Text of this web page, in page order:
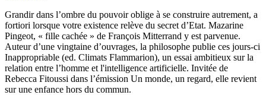
Grandir dans l’ombre du pouvoir oblige à se construire autrement, a
fortiori lorsque votre existence relève du secret d’Etat. Mazarine
Pingeot, « fille cachée » de François Mitterrand y est parvenue.
Auteur d’une vingtaine d’ouvrages, la philosophe publie ces jours-ci
Inappropriable (ed. Climats Flammarion), un essai ambitieux sur la
relation entre l’homme et l'intelligence artificielle. Invitée de
Rebecca Fitoussi dans l’émission Un monde, un regard, elle revient
sur une enfance hors du commun.